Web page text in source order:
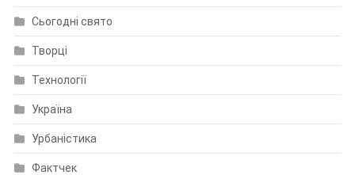
Сьогодні свято
Творці
Технології
Україна
Урбаністика
Фактчек